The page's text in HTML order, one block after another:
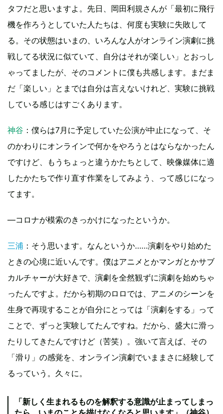
タフだと思いますよ。先日、岡田利規さんが「最初に飛行
機を作ろうとしていた人たちは、何度も実験に失敗して
る。その状態はいまの、いろんな人がオンライン演劇に挑
戦してる状況に似ていて、自分はそれが楽しい」とおっし
ゃってましたが、そのコメントに僕も共感します。まだま
だ「楽しい」とまでは自分は言えないけれど、実験に挑戦
している感じはすごくあります。
神谷 ：僕らは7月に予定していた公演が中止になって、そ
のかわりにオンラインで何かをやろうとはならなかったん
ですけど、もうちょっと違うかたちとして、映像媒体に適
したかたちで作り直す作業をしてみよう、って感じになっ
てます。
―コロナが模索のきっかけになったというか。
三浦 ：そう思います。なんというか……演劇をやり始めた
ときの心境に近いんです。僕はアニメとかマンガとかサブ
カルチャーが大好きで、演劇を全然観ずに演劇を始めちゃ
ったんですよ。だから初期のロロでは、アニメのシーンを
生身で再現することが自分にとっては「演劇をする」って
ことで、ずっと実験してたんですね。だから、盛大に滑っ
たりしてきたんですけど（苦笑）。強いて言えば、その
「滑り」の感覚を、オンライン演劇でいままさに経験して
るっていう。久々に。
「新しく生まれるものを解釈する意識が止まってしまっ